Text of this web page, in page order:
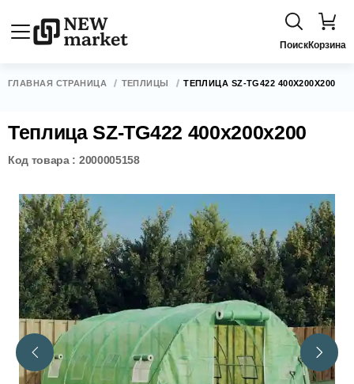
ПоискКорзина
ГЛАВНАЯ СТРАНИЦА ТЕПЛИЦЫ ТЕПЛИЦА SZ-TG422 400X200X200
Теплица SZ-TG422 400x200x200
Код товара : 2000005158